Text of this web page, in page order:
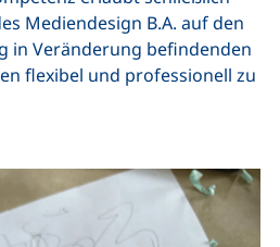
Mediendesign B.A. auf den
in Veränderung befindenden
flexibel und professionell zu